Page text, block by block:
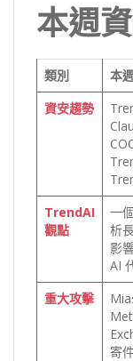
本週
類別
本
資安趨勢
TrendAI
觀點
一
析
影
AI
重大攻擊
寄